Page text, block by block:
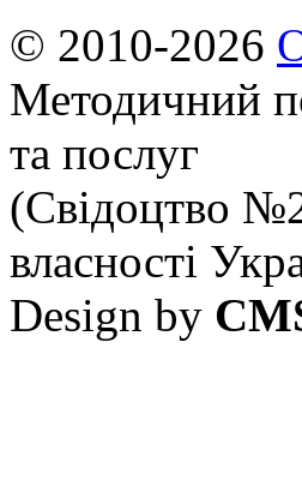
© 2010-2026
Методичний
та послуг
(Свідоцтво
власності
Design by